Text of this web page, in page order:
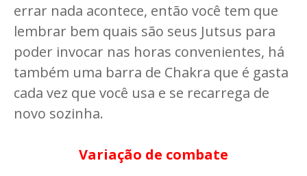
errar nada acontece, então você tem que
lembrar bem quais são seus Jutsus para
poder invocar nas horas convenientes, há
também uma barra de Chakra que é gasta
cada vez que você usa e se recarrega de
novo sozinha.
Variação de combate